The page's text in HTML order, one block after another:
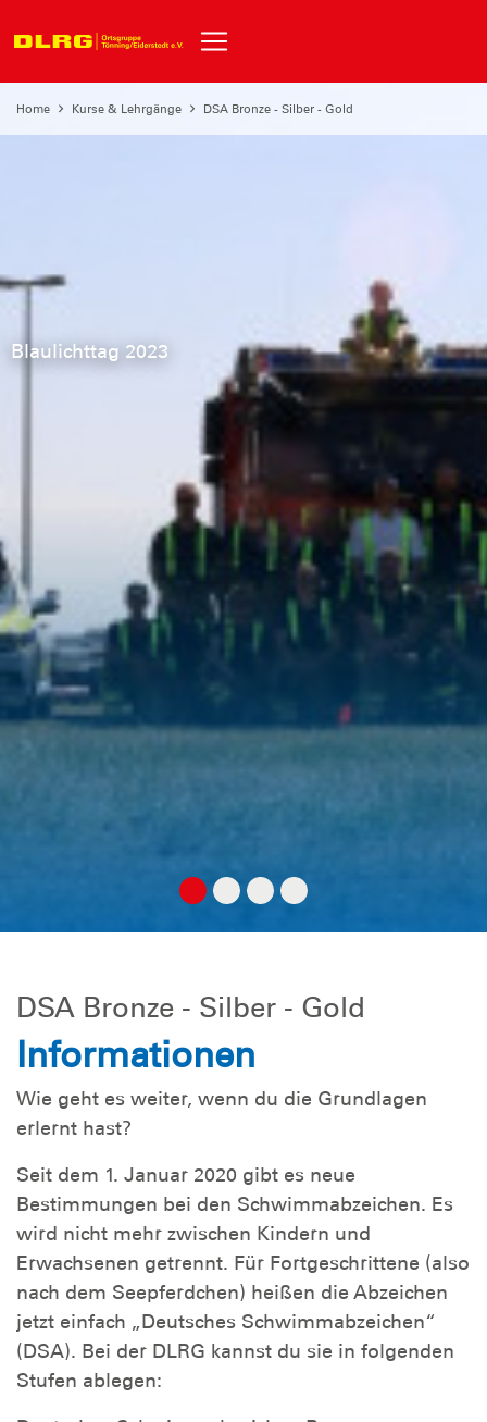
Home Kurse & Lehrgänge DSA Bronze - Silber - Gold
Blaulichttag 2023
DSA Bronze - Silber - Gold
Informationen
Wie geht es weiter, wenn du die Grundlagen
erlernt hast?
Seit dem 1. Januar 2020 gibt es neue
Bestimmungen bei den Schwimmabzeichen. Es
wird nicht mehr zwischen Kindern und
Erwachsenen getrennt. Für Fortgeschrittene (also
nach dem Seepferdchen) heißen die Abzeichen
jetzt einfach „Deutsches Schwimmabzeichen“
(DSA). Bei der DLRG kannst du sie in folgenden
Stufen ablegen: